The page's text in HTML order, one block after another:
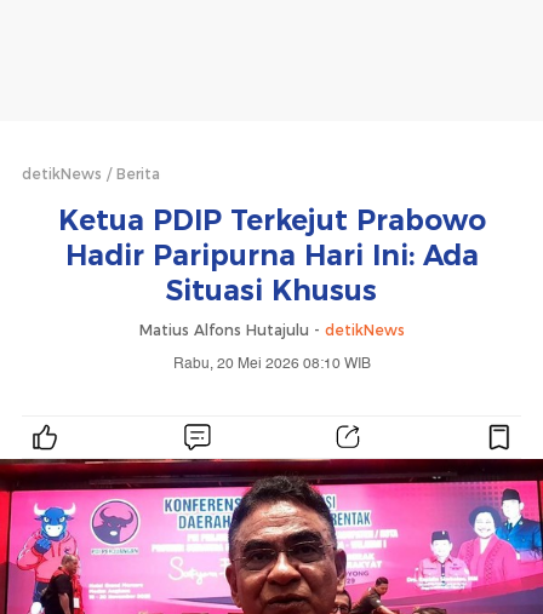
detikNews Berita
Ketua PDIP Terkejut Prabowo
Hadir Paripurna Hari Ini: Ada
Situasi Khusus
Matius Alfons Hutajulu - detikNews
Rabu, 20 Mei 2026 08:10 WIB